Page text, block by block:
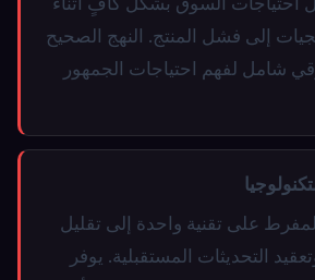
إلى فشل المنتج. النهج الصحيح
شامل لفهم احتياجات الجمهور
على تقنية واحدة إلى تقليل
التحديثات المستقبلية. يوفر